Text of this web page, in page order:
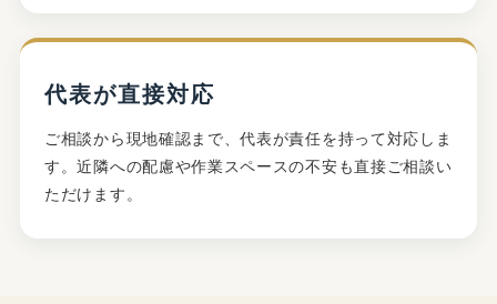
代表が直接対応
ご相談から現地確認まで、代表が責任を持って対応しま
す。近隣への配慮や作業スペースの不安も直接ご相談い
ただけます。